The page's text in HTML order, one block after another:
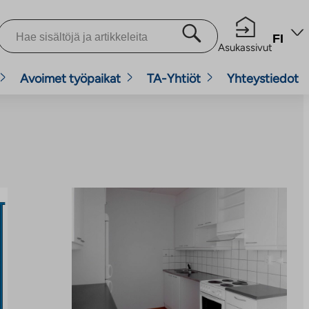
Asukassivut
FI
Avoimet työpaikat TA-Yhtiöt Yhteystiedot